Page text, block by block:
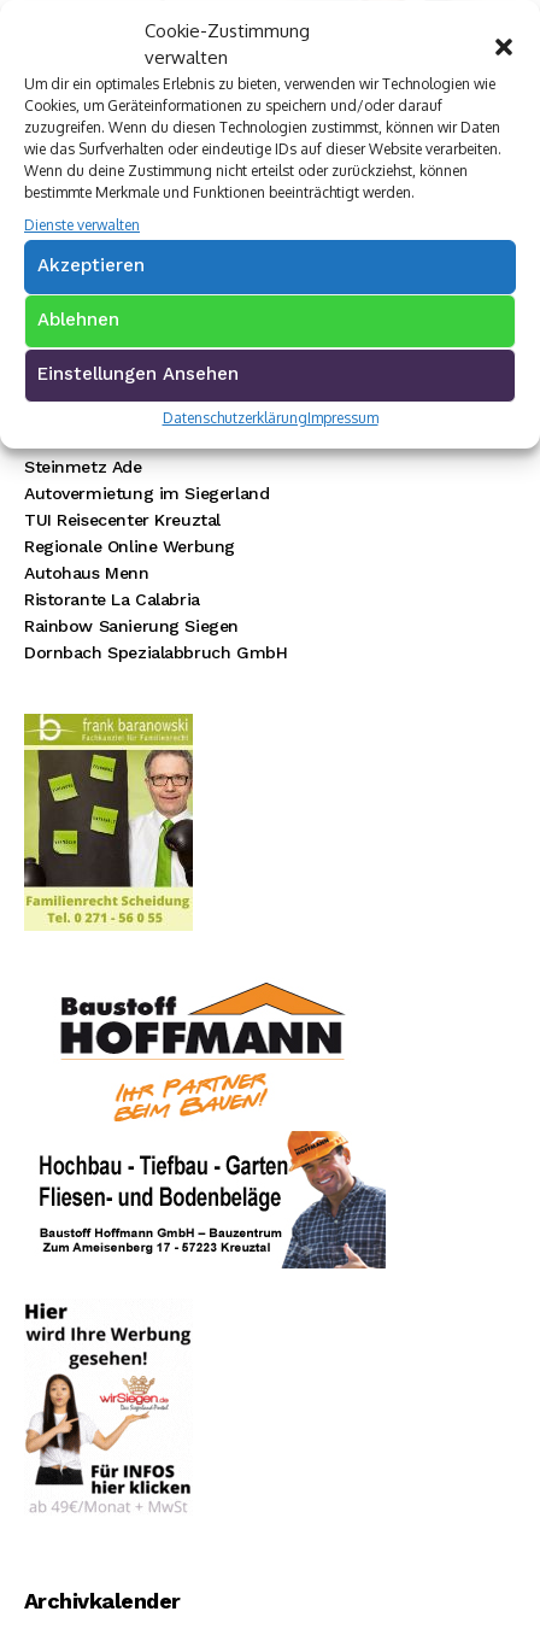
Cookie-Zustimmung
verwalten
Um dir ein optimales Erlebnis zu bieten, verwenden wir Technologien wie
Cookies, um Geräteinformationen zu speichern und/oder darauf
zuzugreifen. Wenn du diesen Technologien zustimmst, können wir Daten
wie das Surfverhalten oder eindeutige IDs auf dieser Website verarbeiten.
Wenn du deine Zustimmung nicht erteilst oder zurückziehst, können
bestimmte Merkmale und Funktionen beeinträchtigt werden.
Dienste verwalten
Akzeptieren
Ablehnen
Einstellungen Ansehen
DatenschutzerklärungImpressum
Premium Werbepartner:
Münch Werbetechnik
Elektro Böhler Kreuztal
Rechtsanwalt Baranowski
Steinmetz Ade
Autovermietung im Siegerland
TUI Reisecenter Kreuztal
Regionale Online Werbung
Autohaus Menn
Ristorante La Calabria
Rainbow Sanierung Siegen
Dornbach Spezialabbruch GmbH
Archivkalender